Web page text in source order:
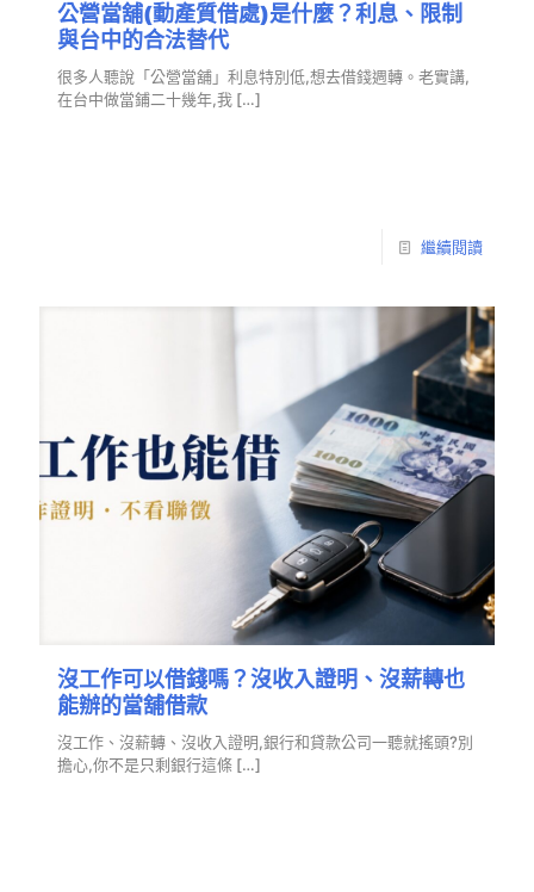
公營當舖(動產質借處)是什麼？利息、限制
與台中的合法替代
很多人聽說「公營當舖」利息特別低,想去借錢週轉。老實講,
在台中做當鋪二十幾年,我 […]
繼續閱讀
沒工作可以借錢嗎？沒收入證明、沒薪轉也
能辦的當舖借款
沒工作、沒薪轉、沒收入證明,銀行和貸款公司一聽就搖頭?別
擔心,你不是只剩銀行這條 […]